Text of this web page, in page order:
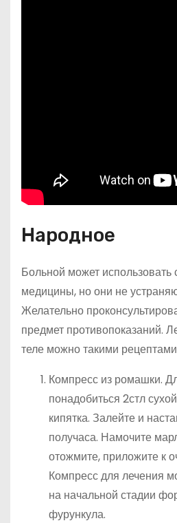
Народное
Больной может
медицины, но они не
Желательно
предмет противопоказаний.
теле можно такими
Компресс из ромашки.
понадобиться 2стл
кипятка. Залейте и
получаса. Намочите
отожмите, приложите к
Компресс для лечения
на начальной стадии
фурункула.